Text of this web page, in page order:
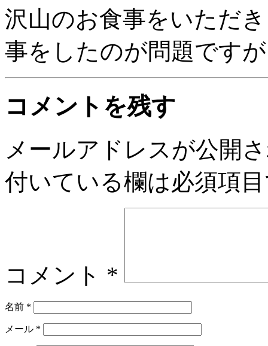
沢山のお食事をいただ
事をしたのが問題です
コメントを残す
メールアドレスが公開
付いている欄は必須項
コメント *
名前 *
メール *